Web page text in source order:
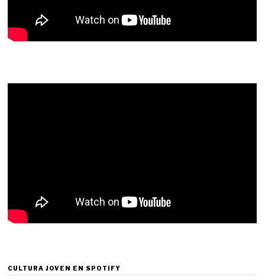
CULTURA JOVEN EN SPOTIFY